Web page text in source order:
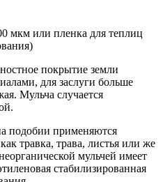
мкм или пленка для теплиц
покрытие земли
для заслуги больше
Мульча случается
подобии применяются
травка, трава, листья или же
мульчей имеет
стабилизированная